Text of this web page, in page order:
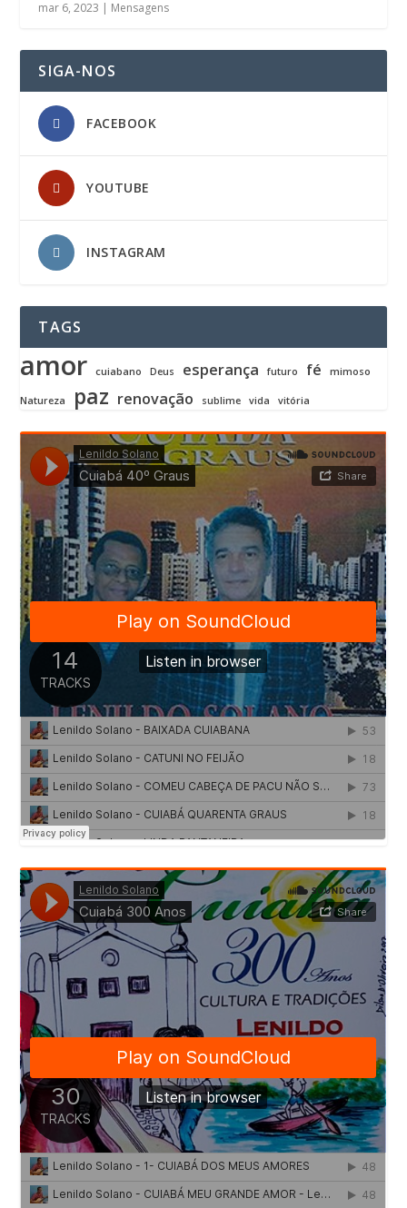
mar 6, 2023 | Mensagens
SIGA-NOS
FACEBOOK
YOUTUBE
INSTAGRAM
TAGS
amor cuiabano Deus esperança futuro fé mimoso
Natureza paz renovação sublime vida vitória